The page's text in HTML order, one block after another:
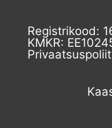
Registrikood:
KMKR: